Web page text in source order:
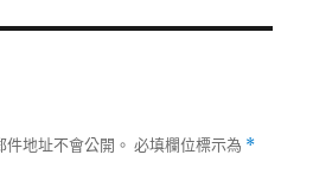
地址不會公開。 必填欄位標示為 *